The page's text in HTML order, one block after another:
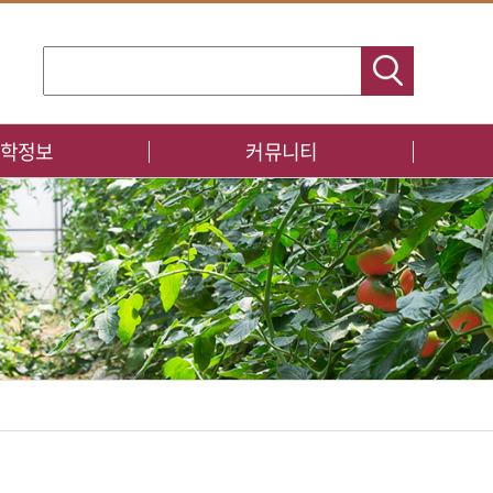
정보 커뮤니티
공지사항
자료실
포토갤러리